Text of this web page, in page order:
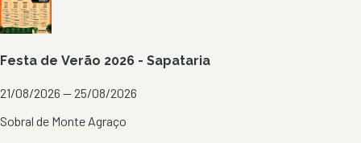
Festa de Verão 2026 - Sapataria
21/08/2026 — 25/08/2026
Sobral de Monte Agraço